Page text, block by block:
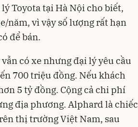
Toyota tại Hà Nội cho biết,
năm, vì vậy số lượng rất hạn
để bán.
có xe nhưng đại lý yêu cầu
700 triệu đồng. Nếu khách
5 tỷ đồng. Cộng cả chi phí
địa phương. Alphard là chiếc
thị trường Việt Nam, sau